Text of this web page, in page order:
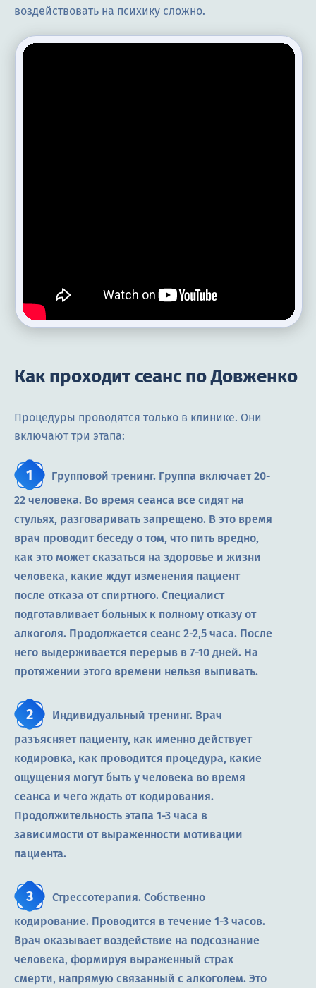
воздействовать на психику сложно.
Как проходит сеанс по Довженко
Процедуры проводятся только в клинике. Они
включают три этапа:
Групповой тренинг. Группа включает 20-
22 человека. Во время сеанса все сидят на
стульях, разговаривать запрещено. В это время
врач проводит беседу о том, что пить вредно,
как это может сказаться на здоровье и жизни
человека, какие ждут изменения пациент
после отказа от спиртного. Специалист
подготавливает больных к полному отказу от
алкоголя. Продолжается сеанс 2-2,5 часа. После
него выдерживается перерыв в 7-10 дней. На
протяжении этого времени нельзя выпивать.
Индивидуальный тренинг. Врач
разъясняет пациенту, как именно действует
кодировка, как проводится процедура, какие
ощущения могут быть у человека во время
сеанса и чего ждать от кодирования.
Продолжительность этапа 1-3 часа в
зависимости от выраженности мотивации
пациента.
Стрессотерапия. Собственно
кодирование. Проводится в течение 1-3 часов.
Врач оказывает воздействие на подсознание
человека, формируя выраженный страх
смерти, напрямую связанный с алкоголем. Это